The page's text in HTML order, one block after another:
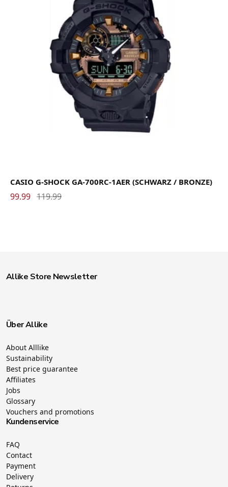
CASIO G-SHOCK GA-700RC-1AER (SCHWARZ / BRONZE)
99.99 119.99
Allike Store Newsletter
Über Allike
About Alllike
Sustainability
Best price guarantee
Affiliates
Jobs
Glossary
Vouchers and promotions
Kundenservice
FAQ
Contact
Payment
Delivery